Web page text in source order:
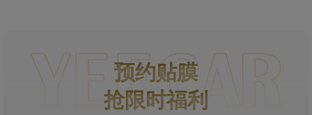
预约贴膜
抢限时福利